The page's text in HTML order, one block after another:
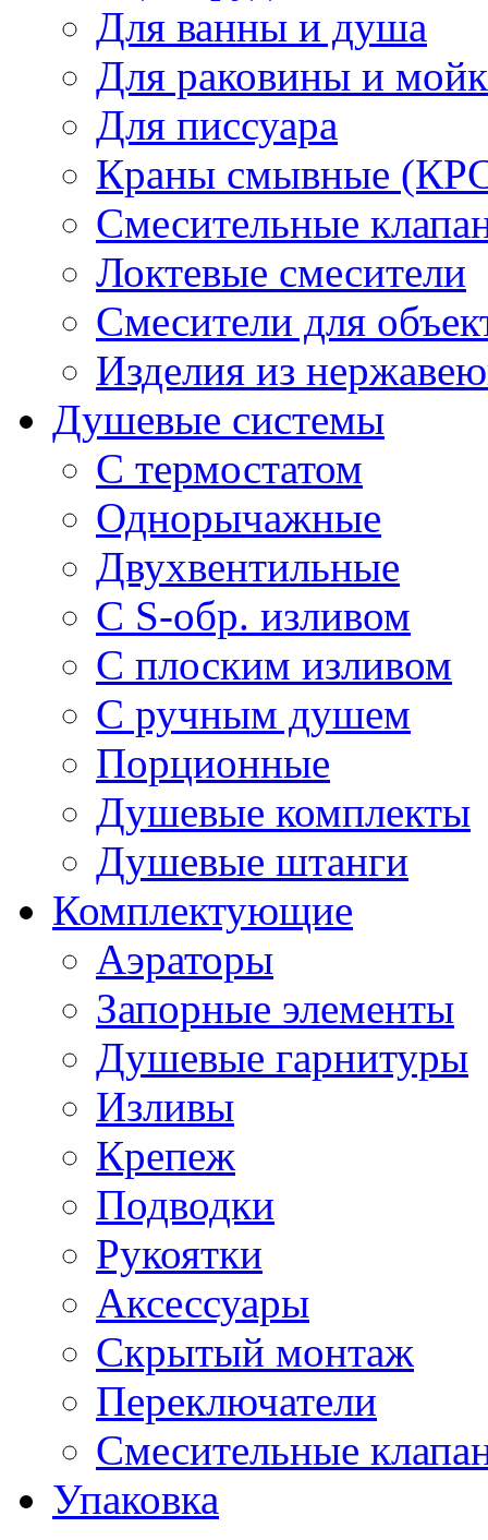
Для ванны и душа
Для раковины и
Для писсуара
Краны смывные
Смесительные
Локтевые смесители
Смесители для
Изделия из
Душевые системы
С термостатом
Однорычажные
Двухвентильные
С S-обр. изливом
С плоским изливом
С ручным душем
Порционные
Душевые комплекты
Душевые штанги
Комплектующие
Аэраторы
Запорные элементы
Душевые гарнитуры
Изливы
Крепеж
Подводки
Рукоятки
Аксессуары
Скрытый монтаж
Переключатели
Смесительные
Упаковка